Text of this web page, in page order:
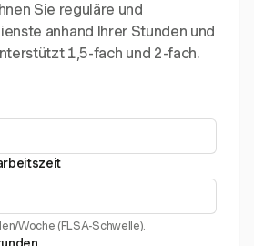
Sie reguläre und
anhand Ihrer Stunden und
1,5-fach und 2-fach.
Woche (FLSA-Schwelle).